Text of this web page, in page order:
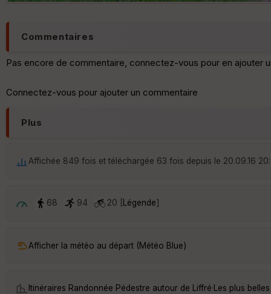
Commentaires
Pas encore de commentaire, connectez-vous pour en ajouter
Connectez-vous pour ajouter un commentaire
Plus
Affichée 849 fois et téléchargée 63 fois depuis le 20.09.16
68 94 20 [ Légende]
Afficher la météo au départ (Météo Blue)
Itinéraires Randonnée Pédestre autour de Liffré· Les plus